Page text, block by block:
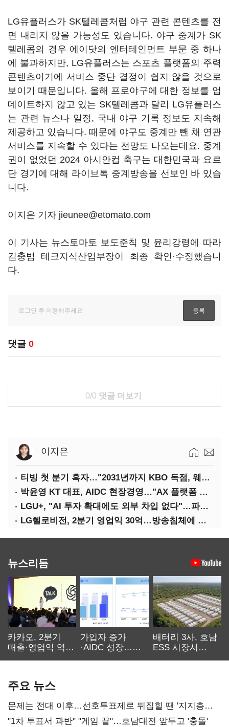
LG유플러스가 SK텔레콤처럼 야구 관련 콘텐츠를 전
면 내리지 않을 가능성도 있습니다. 야구 중계가 SK
텔레콤의 경우 에이닷의 엔터테인먼트 부문 중 하나
에 불과하지만, LG유플러스는 스포츠 플랫폼의 주력
콘텐츠이기에 서비스 중단 결정이 쉽지 않을 것으로
보이기 때문입니다. 올해 프로야구에 대한 정보를 업
데이트하지 않고 있는 SK텔레콤과 달리 LG유플러스
는 관련 뉴스나 일정, 국내 야구 기록 정보도 지속해
제공하고 있습니다. 때문에 야구도 중계만 뺀 채 연관
서비스를 지속할 수 있다는 전망도 나오는데요. 중계
권이 없었던 2024 아시안컵 축구는 대한민국과 요르
단 경기에 대해 라이브톡 중계방송을 선보인 바 있습
니다.
이지은 기자 jieunee@etomato.com
이 기사는 뉴스토마토 보도준칙 및 윤리강령에 따라
김충범 테크지식산업부장이 최종 확인·수정했습니
다.
댓글 0
0/0 댓글 더보기
이지은
티빙 첫 분기 흑자…"2031년까지 KBO 독점, 웨이브 합병도 속도"
박윤영 KT 대표, AIDC 현장경영…"AX 플랫폼 핵심 인프라로 키운다"
LGU+, "AI 투자 확대에도 외부 차입 없다"…파주 AIDC 수익성 자신
LG헬로비전, 2분기 영업익 30억…방송침체에 교육용 단말 시장도 축소
뉴스리듬
카카오, 2분기
매출·영업익 역대
가입자 증가
·AIDC 성장…
배터리 3사, 호남
ESS 시장서
주요 뉴스
문제는 전대 이후…선호투표제로 뒤집힐 땐 '지지층
불복'
"1차 투표서 과반" "게임 끝"…호남대전 앞두고 '충돌'